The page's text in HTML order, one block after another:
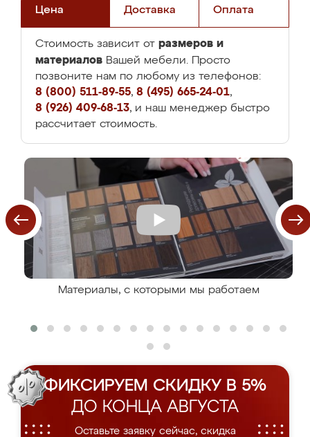
Цена Доставка Оплата
Стоимость зависит от размеров и
материалов Вашей мебели. Просто
позвоните нам по любому из телефонов:
8 (800) 511-89-55, 8 (495) 665-24-01,
8 (926) 409-68-13, и наш менеджер быстро
рассчитает стоимость.
Материалы, с которыми мы работаем
ФИКСИРУЕМ СКИДКУ В 5%
ДО КОНЦА АВГУСТА
Оставьте заявку сейчас, скидка